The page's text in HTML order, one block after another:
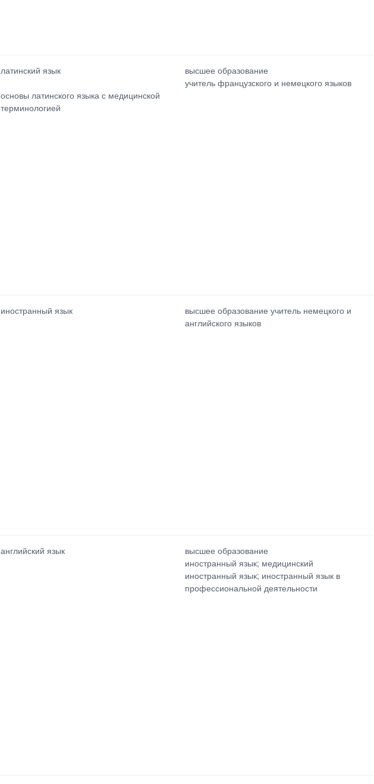
латинский язык
основы латинского языка с медицинской
терминологией
высшее образование
учитель французского и немецкого языков
иностранный язык
высшее образование учитель немецкого и
английского языков
английский язык
высшее образование
иностранный язык; медицинский
иностранный язык; иностранный язык в
профессиональной деятельности